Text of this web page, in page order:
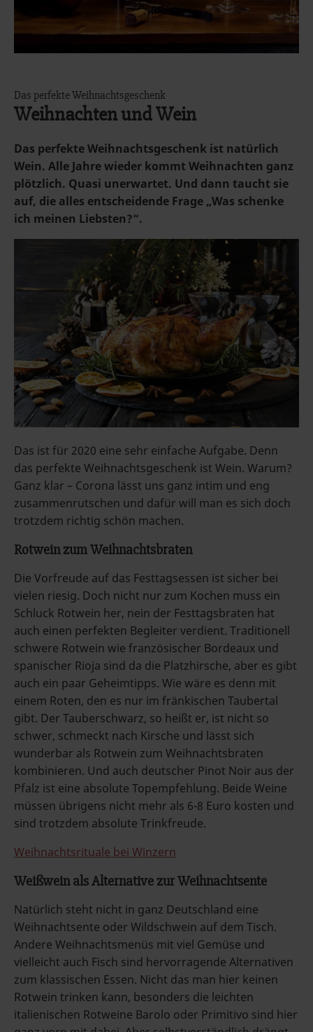
Das perfekte Weihnachtsgeschenk
Weihnachten und Wein
Das perfekte Weihnachtsgeschenk ist natürlich
Wein. Alle Jahre wieder kommt Weihnachten ganz
plötzlich. Quasi unerwartet. Und dann taucht sie
auf, die alles entscheidende Frage „Was schenke
ich meinen Liebsten?“.
Das ist für 2020 eine sehr einfache Aufgabe. Denn
das perfekte Weihnachtsgeschenk ist Wein. Warum?
Ganz klar – Corona lässt uns ganz intim und eng
zusammenrutschen und dafür will man es sich doch
trotzdem richtig schön machen.
Rotwein zum Weihnachtsbraten
Die Vorfreude auf das Festtagsessen ist sicher bei
vielen riesig. Doch nicht nur zum Kochen muss ein
Schluck Rotwein her, nein der Festtagsbraten hat
auch einen perfekten Begleiter verdient. Traditionell
schwere Rotwein wie französischer Bordeaux und
spanischer Rioja sind da die Platzhirsche, aber es gibt
auch ein paar Geheimtipps. Wie wäre es denn mit
einem Roten, den es nur im fränkischen Taubertal
gibt. Der Tauberschwarz, so heißt er, ist nicht so
schwer, schmeckt nach Kirsche und lässt sich
wunderbar als Rotwein zum Weihnachtsbraten
kombinieren. Und auch deutscher Pinot Noir aus der
Pfalz ist eine absolute Topempfehlung. Beide Weine
müssen übrigens nicht mehr als 6-8 Euro kosten und
sind trotzdem absolute Trinkfreude.
Weihnachtsrituale bei Winzern
Weißwein als Alternative zur Weihnachtsente
Natürlich steht nicht in ganz Deutschland eine
Weihnachtsente oder Wildschwein auf dem Tisch.
Andere Weihnachtsmenüs mit viel Gemüse und
vielleicht auch Fisch sind hervorragende Alternativen
zum klassischen Essen. Nicht das man hier keinen
Rotwein trinken kann, besonders die leichten
italienischen Rotweine Barolo oder Primitivo sind hier